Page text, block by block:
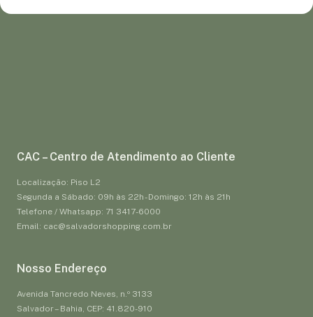
CAC – Centro de Atendimento ao Cliente
Localização: Piso L2
Segunda a Sábado: 09h às 22h - Domingo: 12h às 21h
Telefone / Whatsapp: 71 3417-6000
Email: cac@salvadorshopping.com.br
Nosso Endereço
Avenida Tancredo Neves, n.º 3133
Salvador – Bahia, CEP: 41.820-910